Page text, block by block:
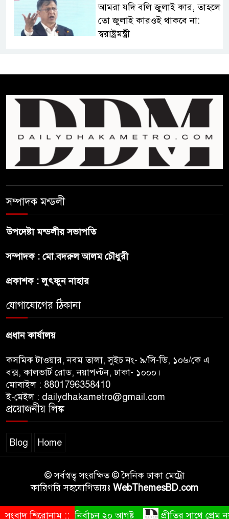
আমরা যদি বলি জুলাই কার, তাহলে
তো জুলাই কারওই থাকবে না:
স্বরাষ্ট্রমন্ত্রী
শেখ হাসিনার বক্তব্য প্রচার করলেই
ব্যবস্থা নিবে সরকার : প্রধানমন্ত্রীর
উপদেষ্টা
বাংলাদেশে বিনিয়োগ ও দক্ষ শ্রমিক
গ্যাসের দাম বাড়লো ৭০ টাকা, সন্ধ্যা
থেকে কার্যকর
ওপর হামলার অভিযোগ
সম্পাদক মন্ডলী
উপদেষ্টা মন্ডলীর সভাপতি
সম্পাদক : মো.বদরুল আলম চৌধুরী
প্রকাশক : লুৎফুন নাহার
যোগাযোগের ঠিকানা
প্রধান কার্যালয়
কসমিক টাওয়ার, নবম তালা, সুইচ নং- ৯/সি-ডি, ১০৬/কে এ
বক্স, কালভার্ট রোড, নয়াপল্টন, ঢাকা- ১০০০।
মোবাইল : 8801796358410
ই-মেইল : dailydhakametro@gmail.com
প্রয়োজনীয় লিঙ্ক
Blog Home
© সর্বস্বত্ব সংরক্ষিত © দৈনিক ঢাকা মেট্রো
কারিগরি সহযোগিতায়ঃ WebThemesBD.com
সংবাদ শিরোনাম ::
রাষ্ট্রপতি নির্বাচন ২০ আগষ্ট প্রীতির সাথে প্রেম নয়